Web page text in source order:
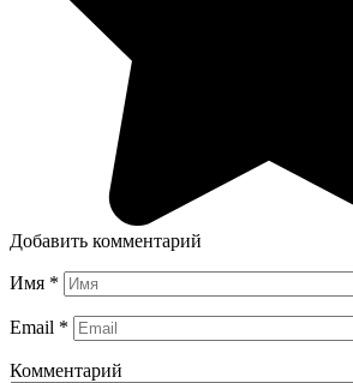
Добавить комментарий
Имя *
Email *
Комментарий